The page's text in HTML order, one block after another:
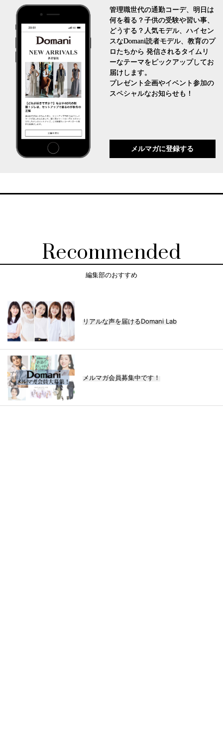
管理職世代の通勤コーデ、明日は
何を着る？子供の受験や習い事、
どうする？人気モデル、ハイセン
スなDomani読者モデル、教育のプ
ロたちから 発信されるタイムリ
ーなテーマをピックアップしてお
届けします。
プレゼント企画やイベント参加の
スペシャルなお知らせも！
メルマガに登録する
Recommended
編集部のおすすめ
リアルな声を届けるDomani Lab
メルマガ会員募集中です！